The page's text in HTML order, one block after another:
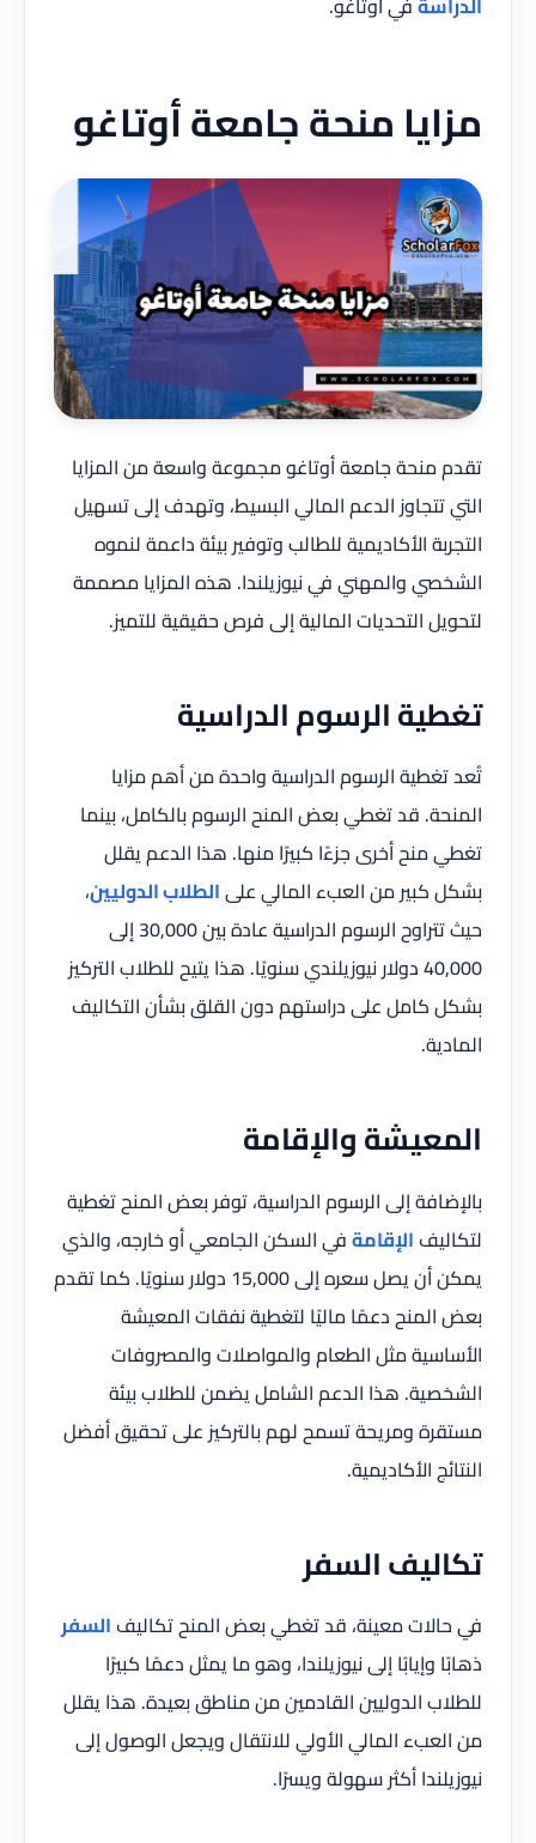
مزايا منحة جامعة أوتاغو
تقدم منحة جامعة أوتاغو مجموعة واسعة من المزايا
التي تتجاوز الدعم المالي البسيط، وتهدف إلى تسهيل
التجربة الأكاديمية للطالب وتوفير بيئة داعمة لنموه
الشخصي والمهني في نيوزيلندا. هذه المزايا مصممة
لتحويل التحديات المالية إلى فرص حقيقية للتميز.
تغطية الرسوم الدراسية
تُعد تغطية الرسوم الدراسية واحدة من أهم مزايا
المنحة. قد تغطي بعض المنح الرسوم بالكامل، بينما
تغطي منح أخرى جزءًا كبيرًا منها. هذا الدعم يقلل
بشكل كبير من العبء المالي علىالطلاب الدوليين،
حيث تتراوح الرسوم الدراسية عادة بين 30,000 إلى
40,000 دولار نيوزيلندي سنويًا. هذا يتيح للطلاب التركيز
بشكل كامل على دراستهم دون القلق بشأن التكاليف
المادية.
المعيشة والإقامة
بالإضافة إلى الرسوم الدراسية، توفر بعض المنح تغطية
لتكاليفالإقامةفي السكن الجامعي أو خارجه، والذي
يمكن أن يصل سعره إلى 15,000 دولار سنويًا. كما تقدم
بعض المنح دعمًا ماليًا لتغطية نفقات المعيشة
الأساسية مثل الطعام والمواصلات والمصروفات
الشخصية. هذا الدعم الشامل يضمن للطلاب بيئة
مستقرة ومريحة تسمح لهم بالتركيز على تحقيق أفضل
النتائج الأكاديمية.
تكاليف السفر
في حالات معينة، قد تغطي بعض المنح تكاليفالسفر
ذهابًا وإيابًا إلى نيوزيلندا، وهو ما يمثل دعمًا كبيرًا
للطلاب الدوليين القادمين من مناطق بعيدة. هذا يقلل
من العبء المالي الأولي للانتقال ويجعل الوصول إلى
نيوزيلندا أكثر سهولة ويسرًا.